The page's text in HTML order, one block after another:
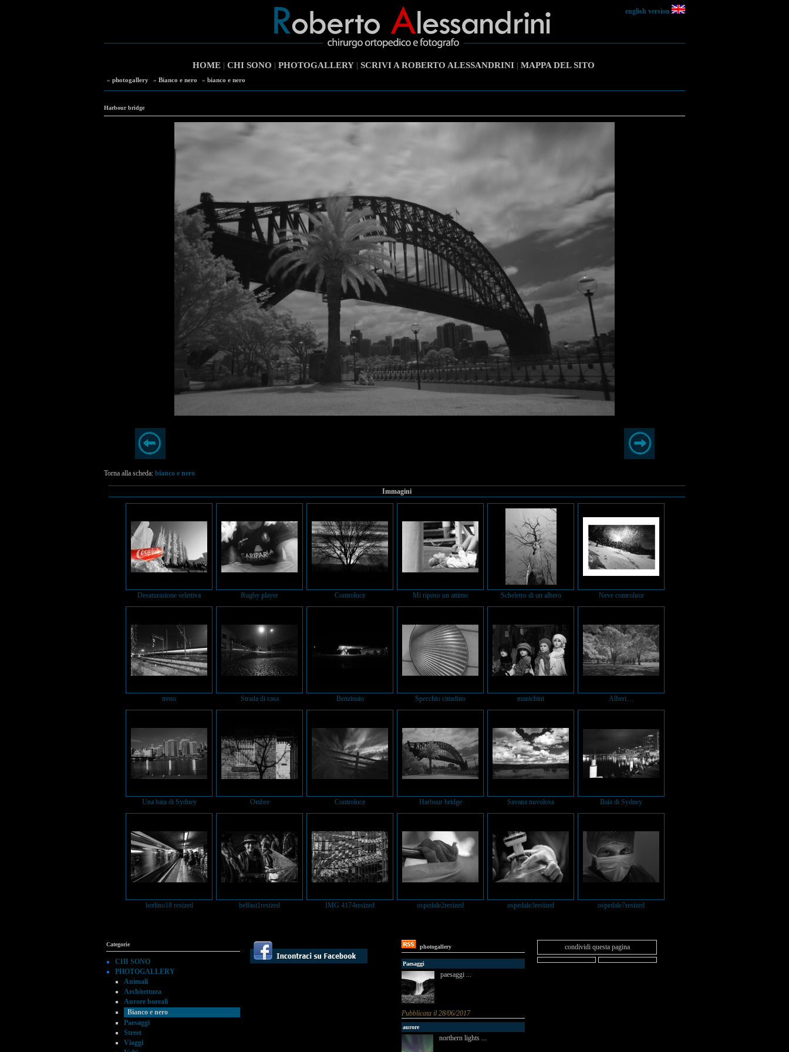
english version
HOME| CHI SONO | PHOTOGALLERY| SCRIVI A ROBERTO ALESSANDRINI| MAPPA DEL SITO
» photogallery » Bianco e nero » bianco e nero
Harbour bridge
Torna alla scheda: bianco e nero
Immagini
Desaturazione selettiva Rugby player Controluce Mi riposo un attimo Scheletro di un albero Neve controluce
treno Strada di casa Benzinaio Specchio cittadino manichini Alberi....
Una baia di Sydney Ombre Controluce Harbour bridge Savana nuvolosa Baia di Sydney
berlino18 resized belfast1resized IMG 4174resized ospedale2resized ospedale3resized ospedale7resized
Categorie
CHI SONO
PHOTOGALLERY
Animali
Architettura
Aurore boreali
Bianco e nero
Paesaggi
Street
Viaggi
photogallery
Paesaggi
paesaggi ...
Pubblicata il 28/06/2017
aurore
northern lights ...
condividi questa pagina